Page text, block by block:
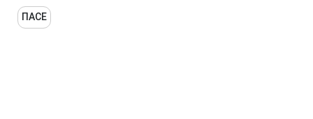
ПАСЕ